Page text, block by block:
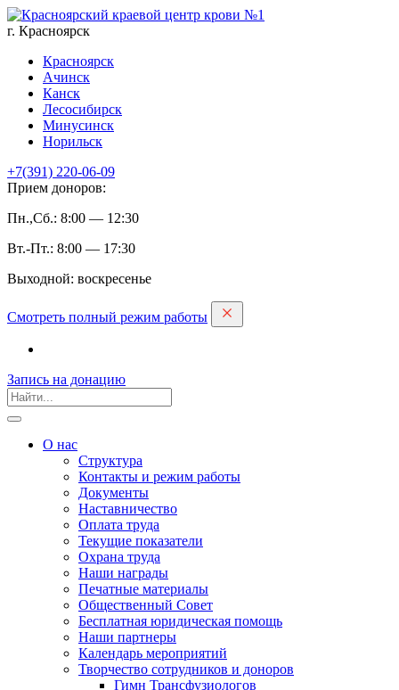
г. Красноярск
Красноярск
Ачинск
Канск
Лесосибирск
Минусинск
Норильск
+7(391) 220-06-09
Прием доноров:
Пн.,Сб.: 8:00 — 12:30
Вт.-Пт.: 8:00 — 17:30
Выходной: воскресенье
Смотреть полный режим работы
Запись на дoнацию
О нас
Структура
Контакты и режим работы
Документы
Наставничество
Оплата труда
Текущие показатели
Охрана труда
Наши награды
Печатные материалы
Общественный Совет
Бесплатная юридическая помощь
Наши партнеры
Календарь мероприятий
Творчество сотрудников и доноров
Гимн Трансфузиологов